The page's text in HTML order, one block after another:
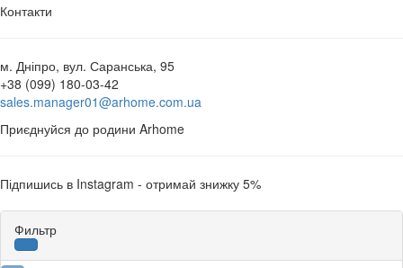
Контакти
м. Дніпро, вул. Саранська, 95
+38 (099) 180-03-42
sales.manager01@arhome.com.ua
Приєднуйся до родини Arhome
Підпишись в Instagram - отримай знижку 5%
Фильтр